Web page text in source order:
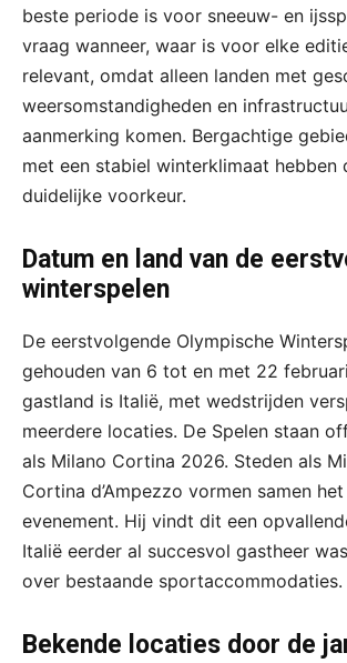
beste periode is voor sneeuw- en
vraag wanneer, waar is voor elke
relevant, omdat alleen landen met
weersomstandigheden en
aanmerking komen. Bergachtige
met een stabiel winterklimaat hebben
duidelijke voorkeur.
Datum en land van de
winterspelen
De eerstvolgende Olympische
gehouden van 6 tot en met 22
gastland is Italië, met wedstrijden
meerdere locaties. De Spelen staan
als Milano Cortina 2026. Steden als
Cortina d’Ampezzo vormen samen
evenement. Hij vindt dit een
Italië eerder al succesvol gastheer
over bestaande sportaccommodaties.
Bekende locaties door de